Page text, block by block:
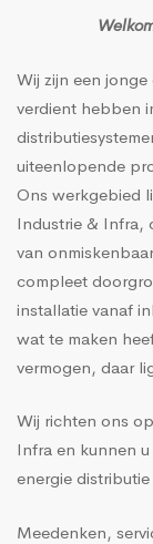
Wij zijn een
verdient hebben
uiteenlopende
Ons werkgebied
Industrie & Infra,
van
compleet
installatie vanaf
wat te maken
vermogen, daar
Wij richten ons
Infra en kunnen
energie
Meedenken,